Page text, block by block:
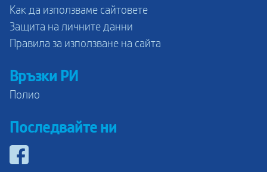
Как да използваме сайтовете
Защита на личните данни
Правила за използване на сайта
Връзки РИ
Полио
Последвайте ни